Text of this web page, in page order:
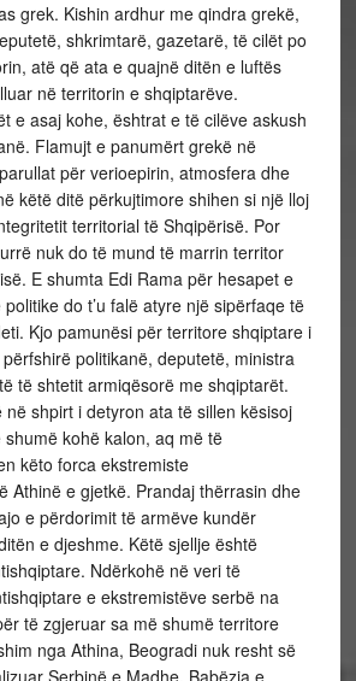
grek. Kishin ardhur me qindra grekë,
shkrimtarë, gazetarë, të cilët po
atë që ata e quajnë ditën e luftës
në territorin e shqiptarëve.
e asaj kohe, ështrat e të cilëve askush
Flamujt e panumërt grekë në
për verioepirin, atmosfera dhe
këtë ditë përkujtimore shihen si një lloj
territorial të Shqipërisë. Por
nuk do të mund të marrin territor
E shumta Edi Rama për hesapet e
do t’u falë atyre një sipërfaqe të
Kjo pamunësi për territore shqiptare i
politikanë, deputetë, ministra
të shtetit armiqësorë me shqiptarët.
në shpirt i detyron ata të sillen kësisoj
kohë kalon, aq më të
këto forca ekstremiste
Athinë e gjetkë. Prandaj thërrasin dhe
e përdorimit të armëve kundër
e djeshme. Këtë sjellje është
Ndërkohë në veri të
e ekstremistëve serbë na
të zgjeruar sa më shumë territore
nga Athina, Beogradi nuk resht së
Serbinë e Madhe. Babëzia e